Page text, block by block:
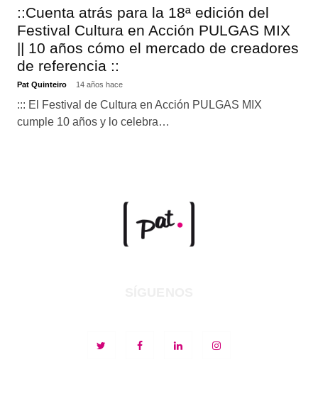
::Cuenta atrás para la 18ª edición del
Festival Cultura en Acción PULGAS MIX
|| 10 años cómo el mercado de creadores
de referencia ::
Pat Quinteiro 14 años hace
::: El Festival de Cultura en Acción PULGAS MIX
cumple 10 años y lo celebra…